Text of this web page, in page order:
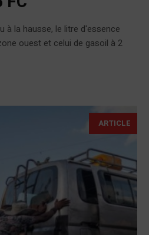
à la hausse, le litre d'essence
ouest et celui de gasoil à 2
ARTICLE